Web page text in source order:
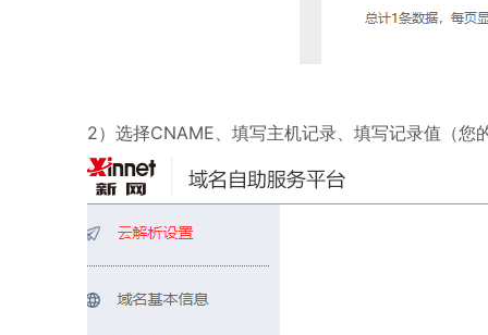
2）选择CNAME、填写主机记录、填写记录值（您